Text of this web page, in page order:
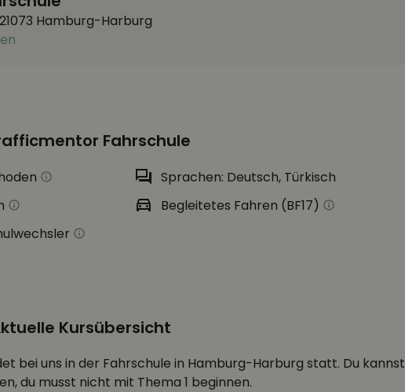
Hamburg-Harburg
Fahrschule
Sprachen: Deutsch, Türkisch
Begleitetes Fahren (BF17)
Kursübersicht
bei uns in der Fahrschule in Hamburg-Harburg statt. Du kannst
du musst nicht mit Thema 1 beginnen.